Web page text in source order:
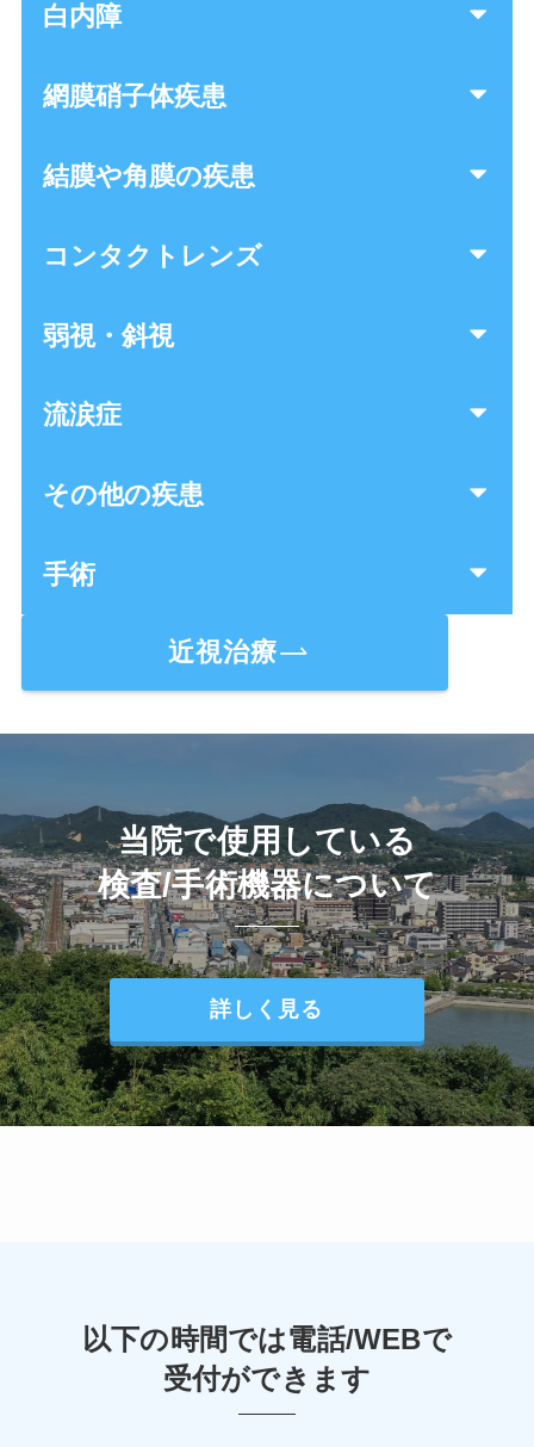
白内障
網膜硝子体疾患
結膜や角膜の疾患
コンタクトレンズ
弱視・斜視
流涙症
その他の疾患
手術
近視治療
当院で使用している
検査/手術機器について
詳しく見る
以下の時間では電話/WEBで
受付ができます